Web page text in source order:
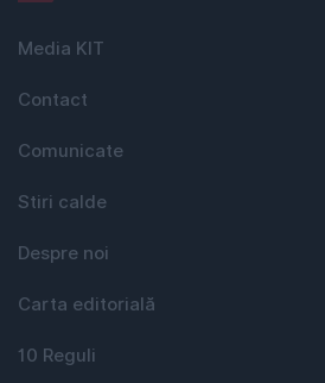
Media KIT
Contact
Comunicate
Stiri calde
Despre noi
Carta editorială
10 Reguli